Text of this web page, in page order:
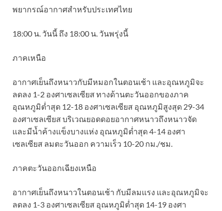
พยากรณ์อากาศสำหรับประเทศไทย
18:00 น. วันนี้ ถึง 18:00 น. วันพรุ่งนี้
ภาคเหนือ
อากาศเย็นถึงหนาวกับมีหมอกในตอนเช้า และอุณหภูมิจะ
ลดลง 1-2 องศาเซลเซียส ทางด้านตะวันออกของภาค
อุณหภูมิต่ำสุด 12-18 องศาเซลเซียส อุณหภูมิสูงสุด 29-34
องศาเซลเซียส บริเวณยอดดอยอากาศหนาวถึงหนาวจัด
และมีน้ำค้างแข็งบางแห่ง อุณหภูมิต่ำสุด 4-14 องศา
เซลเซียส ลมตะวันออก ความเร็ว 10-20 กม./ชม.
ภาคตะวันออกเฉียงเหนือ
อากาศเย็นถึงหนาวในตอนเช้า กับมีลมแรง และอุณหภูมิจะ
ลดลง 1-3 องศาเซลเซียส อุณหภูมิต่ำสุด 14-19 องศา